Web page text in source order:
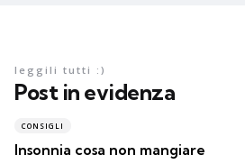
Post in evidenza
leggili tutti :)
CONSIGLI
Insonnia cosa non mangiare